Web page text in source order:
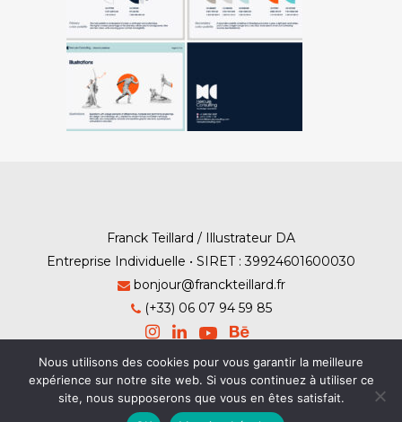
Franck Teillard / Illustrateur DA
Entreprise Individuelle • SIRET : 39924601600030
bonjour@franckteillard.fr
(+33) 06 07 94 59 85
Mention Légales - Contact
Nous utilisons des cookies pour vous garantir la meilleure
expérience sur notre site web. Si vous continuez à utiliser ce
site, nous supposerons que vous en êtes satisfait.